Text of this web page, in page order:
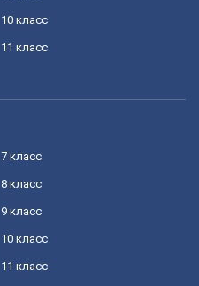
10 класс
11 класс
7 класс
8 класс
9 класс
10 класс
11 класс